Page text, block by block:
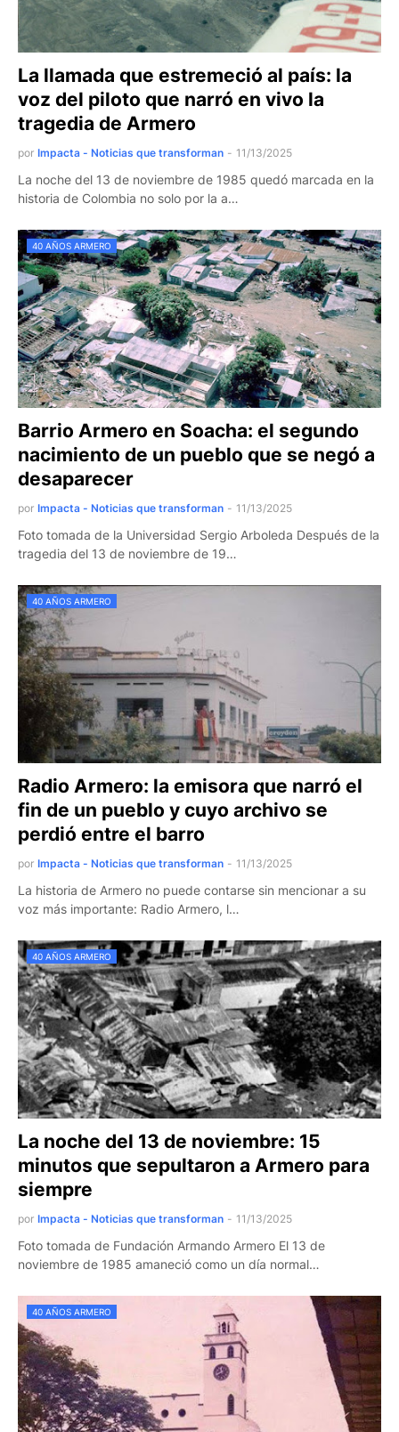
La llamada que estremeció al país: la
voz del piloto que narró en vivo la
tragedia de Armero
por Impacta - Noticias que transforman - 11/13/2025
La noche del 13 de noviembre de 1985 quedó marcada en la
historia de Colombia no solo por la a…
40 AÑOS ARMERO
Barrio Armero en Soacha: el segundo
nacimiento de un pueblo que se negó a
desaparecer
por Impacta - Noticias que transforman - 11/13/2025
Foto tomada de la Universidad Sergio Arboleda Después de la
tragedia del 13 de noviembre de 19…
40 AÑOS ARMERO
Radio Armero: la emisora que narró el
fin de un pueblo y cuyo archivo se
perdió entre el barro
por Impacta - Noticias que transforman - 11/13/2025
La historia de Armero no puede contarse sin mencionar a su
voz más importante: Radio Armero, l…
40 AÑOS ARMERO
La noche del 13 de noviembre: 15
minutos que sepultaron a Armero para
siempre
por Impacta - Noticias que transforman - 11/13/2025
Foto tomada de Fundación Armando Armero El 13 de
noviembre de 1985 amaneció como un día normal…
40 AÑOS ARMERO